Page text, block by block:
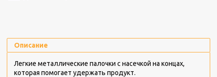
Описание
Легкие металлические палочки с насечкой на концах,
которая помогает удержать продукт.